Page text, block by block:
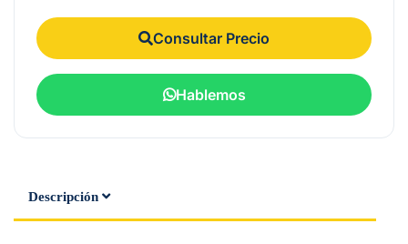
Consultar Precio
Hablemos
Descripción